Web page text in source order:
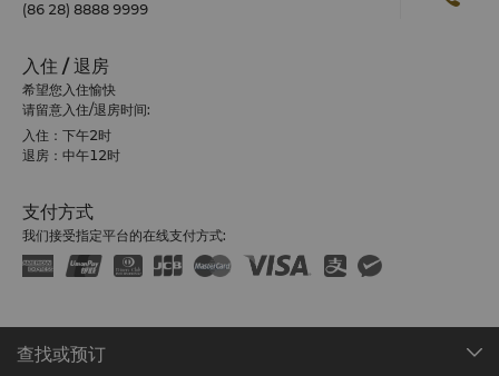
(86 28) 8888 9999
入住 / 退房
希望您入住愉快
请留意入住/退房时间:
入住：下午2时
退房：中午12时
支付方式
我们接受指定平台的在线支付方式:
查找或预订